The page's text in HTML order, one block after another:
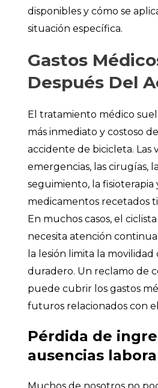
disponibles y cómo se
situación específica.
Gastos
Después Del
El tratamiento médico
más inmediato y costoso
accidente de bicicleta. Las
emergencias, las cirugías,
seguimiento, la fisioterapia
medicamentos recetados
En muchos casos, el
necesita atención
la lesión limita la movilidad
duradero. Un reclamo de
puede cubrir los gastos
futuros relacionados con
Pérdida de
ausencias
Muchos de nosotros no